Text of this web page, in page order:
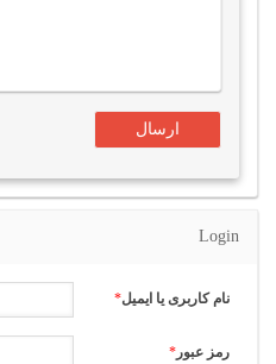
Login
نام کاربری یا ایمیل*
رمز عبور *